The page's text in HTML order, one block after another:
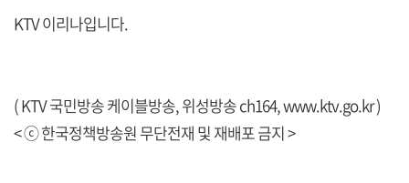
KTV 이리나입니다.
( KTV 국민방송 케이블방송, 위성방송 ch164,www.ktv.go.kr)
< ⓒ 한국정책방송원 무단전재 및 재배포 금지 >